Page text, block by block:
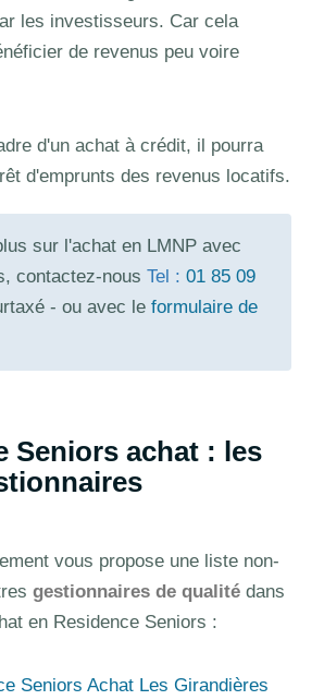
les investisseurs. Car cela
de revenus peu voire
d'un achat à crédit, il pourra
d'emprunts des revenus locatifs.
sur l'achat en LMNP avec
contactez-nous Tel : 01 85 09
- ou avec le formulaire de
Seniors achat : les
vous propose une liste non-
gestionnaires de qualité dans
en Residence Seniors :
Seniors Achat Les Girandières